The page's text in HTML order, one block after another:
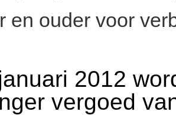
en ouder voor
2012
vergoed